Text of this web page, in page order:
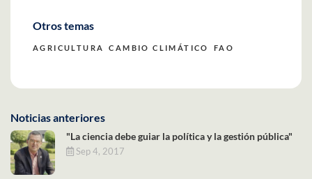
Otros temas
AGRICULTURA CAMBIO CLIMÁTICO FAO
Noticias anteriores
"La ciencia debe guiar la política y la gestión pública"
Sep 4, 2017